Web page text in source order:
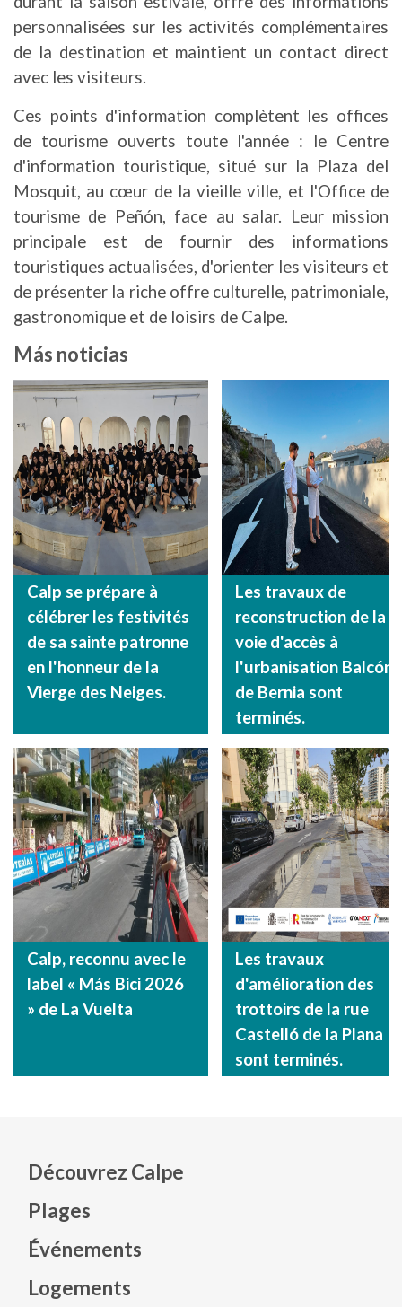
personnalisées sur les activités complémentaires
de la destination et maintient un contact direct
avec les visiteurs.
Ces points d'information complètent les offices
de tourisme ouverts toute l'année : le Centre
d'information touristique, situé sur la Plaza del
Mosquit, au cœur de la vieille ville, et l'Office de
tourisme de Peñón, face au salar. Leur mission
principale est de fournir des informations
touristiques actualisées, d'orienter les visiteurs et
de présenter la riche offre culturelle, patrimoniale,
gastronomique et de loisirs de Calpe.
Más noticias
Calp se prépare à
célébrer les festivités
de sa sainte patronne
en l'honneur de la
Vierge des Neiges.
Les travaux de
reconstruction de la
voie d'accès à
l'urbanisation Balcón
de Bernia sont
terminés.
Calp, reconnu avec le
label « Más Bici 2026
» de La Vuelta
Les travaux
d'amélioration des
trottoirs de la rue
Castelló de la Plana
sont terminés.
Découvrez Calpe
Plages
Événements
Logements